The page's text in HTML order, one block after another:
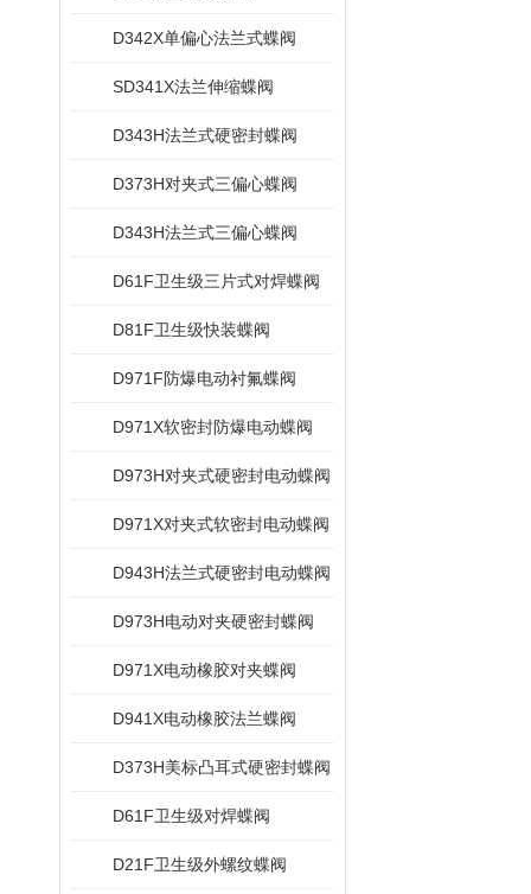
D342X单偏心法兰式蝶阀
SD341X法兰伸缩蝶阀
D343H法兰式硬密封蝶阀
D373H对夹式三偏心蝶阀
D343H法兰式三偏心蝶阀
D61F卫生级三片式对焊蝶阀
D81F卫生级快装蝶阀
D971F防爆电动衬氟蝶阀
D971X软密封防爆电动蝶阀
D973H对夹式硬密封电动蝶阀
D971X对夹式软密封电动蝶阀
D943H法兰式硬密封电动蝶阀
D973H电动对夹硬密封蝶阀
D971X电动橡胶对夹蝶阀
D941X电动橡胶法兰蝶阀
D373H美标凸耳式硬密封蝶阀
D61F卫生级对焊蝶阀
D21F卫生级外螺纹蝶阀